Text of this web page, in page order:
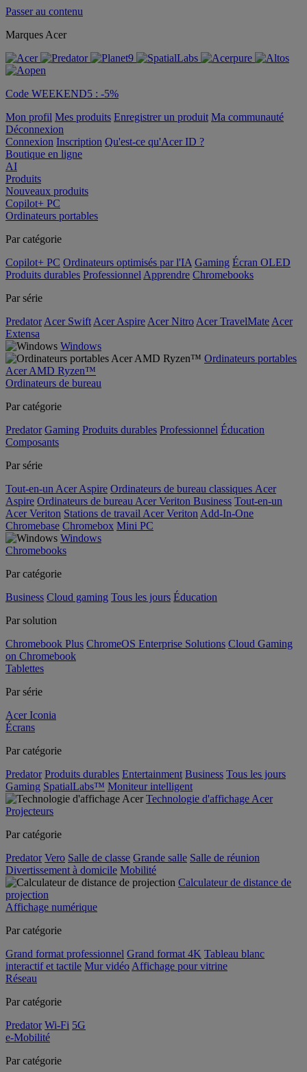
Passer au contenu
Marques Acer
Code WEEKEND5 : -5%
Mon profil Mes produits Enregistrer un produit Ma communauté
Déconnexion
Connexion Inscription Qu'est-ce qu'Acer ID ?
Boutique en ligne
AI
Produits
Nouveaux produits
Copilot+ PC
Ordinateurs portables
Par catégorie
Copilot+ PC Ordinateurs optimisés par l'IA Gaming Écran OLED
Produits durables Professionnel Apprendre Chromebooks
Par série
Predator Acer Swift Acer Aspire Acer Nitro Acer TravelMate Acer
Extensa
Windows
Ordinateurs portables
Acer AMD Ryzen™
Ordinateurs de bureau
Par catégorie
Predator Gaming Produits durables Professionnel Éducation
Composants
Par série
Tout-en-un Acer Aspire Ordinateurs de bureau classiques Acer
Aspire Ordinateurs de bureau Acer Veriton Business Tout-en-un
Acer Veriton Stations de travail Acer Veriton Add-In-One
Chromebase Chromebox Mini PC
Windows
Chromebooks
Par catégorie
Business Cloud gaming Tous les jours Éducation
Par solution
Chromebook Plus ChromeOS Enterprise Solutions Cloud Gaming
on Chromebook
Tablettes
Par série
Acer Iconia
Écrans
Par catégorie
Predator Produits durables Entertainment Business Tous les jours
Gaming SpatialLabs™ Moniteur intelligent
Technologie d'affichage Acer
Projecteurs
Par catégorie
Predator Vero Salle de classe Grande salle Salle de réunion
Divertissement à domicile Mobilité
Calculateur de distance de
projection
Affichage numérique
Par catégorie
Grand format professionnel Grand format 4K Tableau blanc
interactif et tactile Mur vidéo Affichage pour vitrine
Réseau
Par catégorie
Predator Wi-Fi 5G
e-Mobilité
Par catégorie